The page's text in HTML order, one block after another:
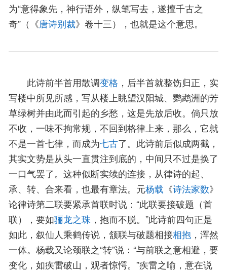
为“意得象先，神行语外，纵笔写去，遂擅千古之
奇”（《唐诗别裁》卷十三），也就是这个意思。
此诗前半首用散调变格 ，后半首就整饬归正，实
写楼中所见所感，写从楼上眺望汉阳城、鹦鹉洲的芳
草绿树并由此而引起的乡愁，这是先放后收。倘只放
不收，一味不拘常规，不回到格律上来，那么，它就
不是一首七律，而成为七古了。此诗前后似成两截，
其实文势是从头一直贯注到底的，中间只不过是换了
一口气罢了。这种似断实续的连接，从律诗的起、
承、转、合来看，也最有章法。元杨载 《诗法家数》
论律诗第二联要紧承首联时说：“此联要接破题（首
联），要如骊龙之珠 ，抱而不脱。”此诗前四句正是
如此，叙仙人乘鹤传说，颔联与破题相接相抱 ，浑然
一体。杨载又论颈联之“转”说：“与前联之意相避，要
变化，如疾雷破山，观者惊愕。”疾雷之喻，意在说